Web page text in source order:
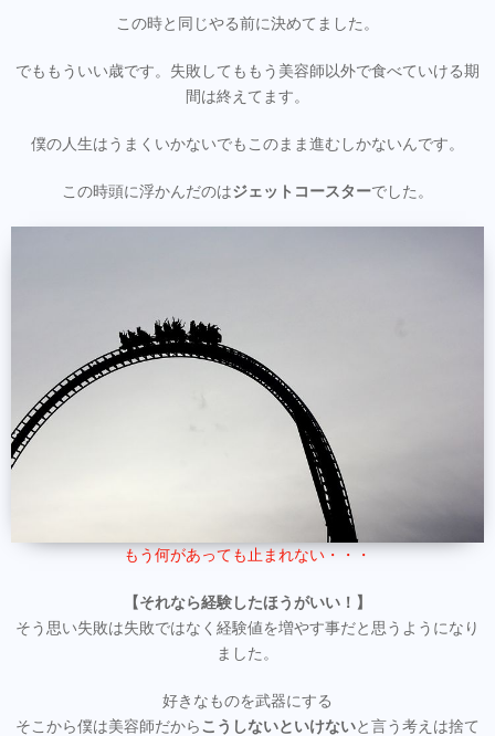
この時と同じやる前に決めてました。
でももういい歳です。失敗してももう美容師以外で食べていける期
間は終えてます。
僕の人生はうまくいかないでもこのまま進むしかないんです。
この時頭に浮かんだのはジェットコースターでした。
もう何があっても止まれない・・・
【それなら経験したほうがいい！】
そう思い失敗は失敗ではなく経験値を増やす事だと思うようになり
ました。
好きなものを武器にする
そこから僕は美容師だからこうしないといけないと言う考えは捨て